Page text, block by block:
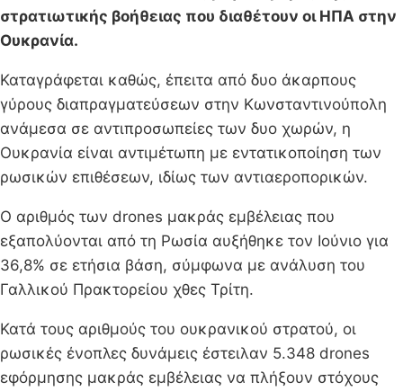
στρατιωτικής βοήθειας που διαθέτουν οι ΗΠΑ στην
Ουκρανία.
Καταγράφεται καθώς, έπειτα από δυο άκαρπους
γύρους διαπραγματεύσεων στην Κωνσταντινούπολη
ανάμεσα σε αντιπροσωπείες των δυο χωρών, η
Ουκρανία είναι αντιμέτωπη με εντατικοποίηση των
ρωσικών επιθέσεων, ιδίως των αντιαεροπορικών.
Ο αριθμός των drones μακράς εμβέλειας που
εξαπολύονται από τη Ρωσία αυξήθηκε τον Ιούνιο για
36,8% σε ετήσια βάση, σύμφωνα με ανάλυση του
Γαλλικού Πρακτορείου χθες Τρίτη.
Κατά τους αριθμούς του ουκρανικού στρατού, οι
ρωσικές ένοπλες δυνάμεις έστειλαν 5.348 drones
εφόρμησης μακράς εμβέλειας να πλήξουν στόχους